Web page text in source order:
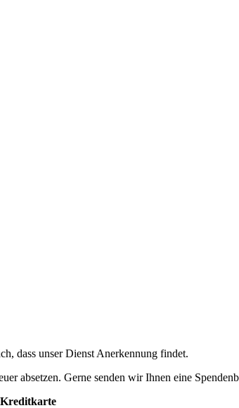
dass unser Dienst Anerkennung findet.
absetzen. Gerne senden wir Ihnen eine
Kreditkarte